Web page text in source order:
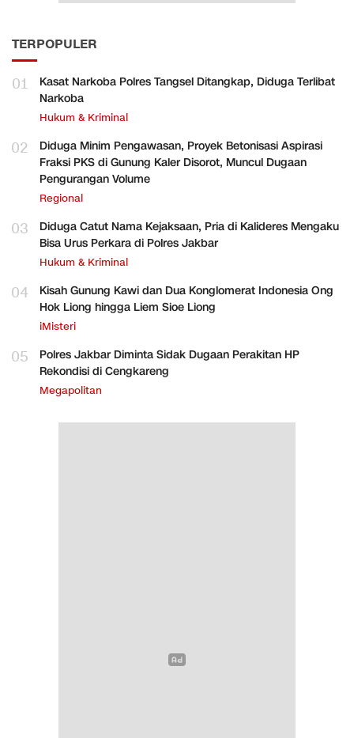
TERPOPULER
01
Kasat Narkoba Polres Tangsel Ditangkap, Diduga Terlibat
Narkoba
Hukum & Kriminal
02
Diduga Minim Pengawasan, Proyek Betonisasi Aspirasi
Fraksi PKS di Gunung Kaler Disorot, Muncul Dugaan
Pengurangan Volume
Regional
03
Diduga Catut Nama Kejaksaan, Pria di Kalideres Mengaku
Bisa Urus Perkara di Polres Jakbar
Hukum & Kriminal
04
Kisah Gunung Kawi dan Dua Konglomerat Indonesia Ong
Hok Liong hingga Liem Sioe Liong
iMisteri
05
Polres Jakbar Diminta Sidak Dugaan Perakitan HP
Rekondisi di Cengkareng
Megapolitan